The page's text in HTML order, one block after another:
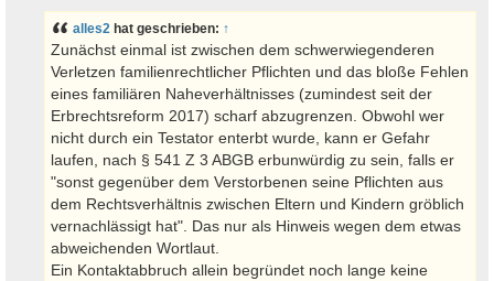
alles2 hat geschrieben: ↑
Zunächst einmal ist zwischen dem schwerwiegenderen
Verletzen familienrechtlicher Pflichten und das bloße Fehlen
eines familiären Naheverhältnisses (zumindest seit der
Erbrechtsreform 2017) scharf abzugrenzen. Obwohl wer
nicht durch ein Testator enterbt wurde, kann er Gefahr
laufen, nach § 541 Z 3 ABGB erbunwürdig zu sein, falls er
"sonst gegenüber dem Verstorbenen seine Pflichten aus
dem Rechtsverhältnis zwischen Eltern und Kindern gröblich
vernachlässigt hat". Das nur als Hinweis wegen dem etwas
abweichenden Wortlaut.
Ein Kontaktabbruch allein begründet noch lange keine